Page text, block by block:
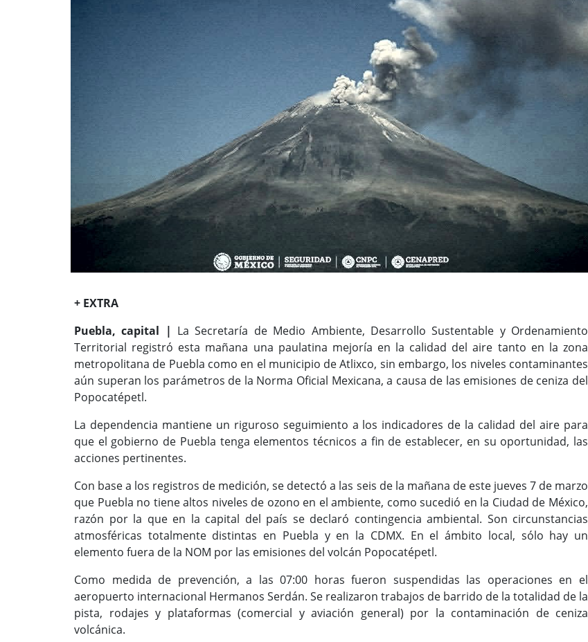
+ EXTRA
Puebla, capital | La Secretaría de Medio Ambiente, Desarrollo Sustentable y Ordenamiento
Territorial registró esta mañana una paulatina mejoría en la calidad del aire tanto en la zona
metropolitana de Puebla como en el municipio de Atlixco, sin embargo, los niveles contaminantes
aún superan los parámetros de la Norma Oficial Mexicana, a causa de las emisiones de ceniza del
Popocatépetl.
La dependencia mantiene un riguroso seguimiento a los indicadores de la calidad del aire para
que el gobierno de Puebla tenga elementos técnicos a fin de establecer, en su oportunidad, las
acciones pertinentes.
Con base a los registros de medición, se detectó a las seis de la mañana de este jueves 7 de marzo
que Puebla no tiene altos niveles de ozono en el ambiente, como sucedió en la Ciudad de México,
razón por la que en la capital del país se declaró contingencia ambiental. Son circunstancias
atmosféricas totalmente distintas en Puebla y en la CDMX. En el ámbito local, sólo hay un
elemento fuera de la NOM por las emisiones del volcán Popocatépetl.
Como medida de prevención, a las 07:00 horas fueron suspendidas las operaciones en el
aeropuerto internacional Hermanos Serdán. Se realizaron trabajos de barrido de la totalidad de la
pista, rodajes y plataformas (comercial y aviación general) por la contaminación de ceniza
volcánica.